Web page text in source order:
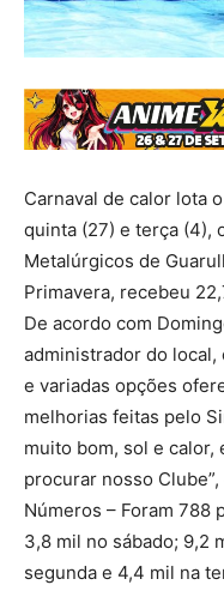
Carnaval de calor lota
quinta (27) e terça (4),
Metalúrgicos de
Primavera, recebeu
De acordo com
administrador do local,
e variadas opções
melhorias feitas pelo
muito bom, sol e calor,
procurar nosso
Números – Foram 788
3,8 mil no sábado; 9,2
segunda e 4,4 mil na